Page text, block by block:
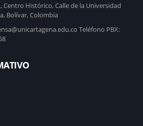
Centro Histórico, Calle de la Universidad
Bolívar, Colombia
Teléfono PBX: